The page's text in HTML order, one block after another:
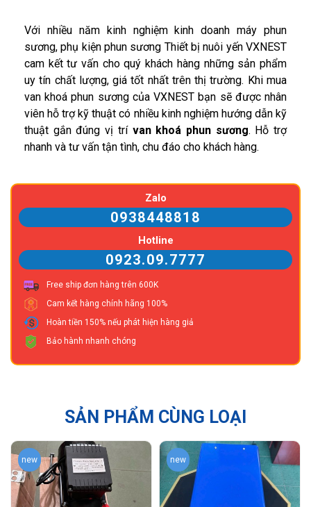
Với nhiều năm kinh nghiệm kinh doanh máy phun
sương, phụ kiện phun sương Thiết bị nuôi yến VXNEST
cam kết tư vấn cho quý khách hàng những sản phẩm
uy tín chất lượng, giá tốt nhất trên thị trường. Khi mua
van khoá phun sương của VXNEST bạn sẽ được nhân
viên hỗ trợ kỹ thuật có nhiều kinh nghiệm hướng dẫn kỹ
thuật gắn đúng vị trí van khoá phun sương. Hỗ trợ
nhanh và tư vấn tận tình, chu đáo cho khách hàng.
Zalo
0938448818
Hotline
0923.09.7777
Free ship đơn hàng trên 600K
Cam kết hàng chính hãng 100%
Hoàn tiền 150% nếu phát hiện hàng giả
Bảo hành nhanh chóng
SẢN PHẨM CÙNG LOẠI
new new